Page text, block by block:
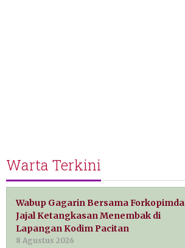
Warta Terkini
Wabup Gagarin Bersama Forkopimda
Jajal Ketangkasan Menembak di
Lapangan Kodim Pacitan
8 Agustus 2026